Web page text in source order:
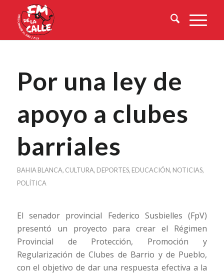
Por una ley de
apoyo a clubes
barriales
BAHIA BLANCA, CULTURA, DEPORTES, EDUCACIÓN, NOTICIAS,
POLÍTICA
El senador provincial Federico Susbielles (FpV)
presentó un proyecto para crear el Régimen
Provincial de Protección, Promoción y
Regularización de Clubes de Barrio y de Pueblo,
con el objetivo de dar una respuesta efectiva a la